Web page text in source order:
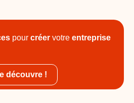
pour créer votre entreprise
découvre !